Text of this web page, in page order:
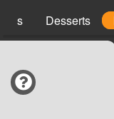
Desserts